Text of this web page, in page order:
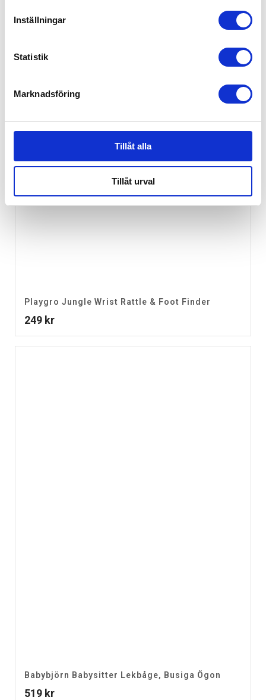
Inställningar
Statistik
Marknadsföring
Tillåt alla
Tillåt urval
Playgro Jungle Wrist Rattle & Foot Finder
249 kr
Babybjörn Babysitter Lekbåge, Busiga Ögon
519 kr